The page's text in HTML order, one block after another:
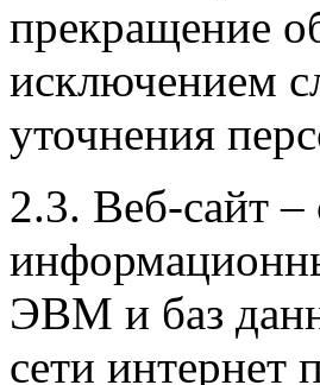
прекращение
исключением
уточнения
2.3. Веб-сайт –
ЭВМ и баз
сети интернет